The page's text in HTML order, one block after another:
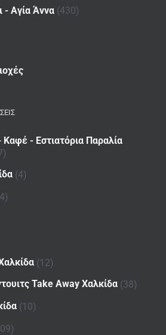
- Αγία Άννα (430)
- Εστιατόρια Παραλία
(4)
(12)
Take Away Χαλκίδα (38)
(10)